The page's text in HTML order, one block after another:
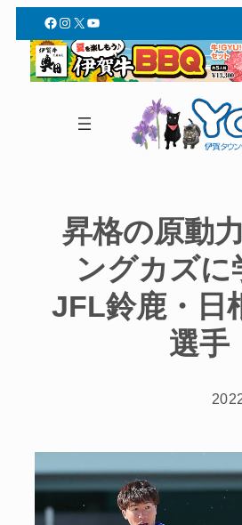
Facebook
Instagram
X YouTube
昇格の原動
ングカズ
JFL鈴鹿・日
選手